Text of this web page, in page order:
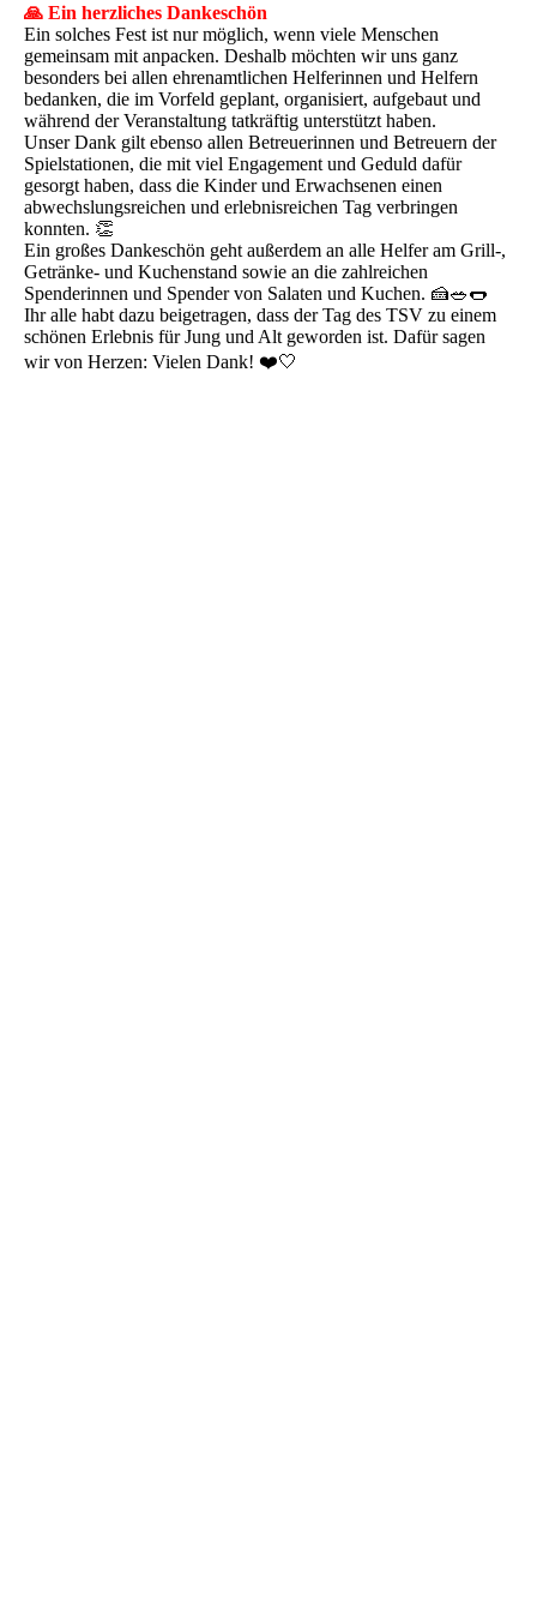
🙏 Ein herzliches Dankeschön
Ein solches Fest ist nur möglich, wenn viele Menschen
gemeinsam mit anpacken. Deshalb möchten wir uns ganz
besonders bei allen ehrenamtlichen Helferinnen und Helfern
bedanken, die im Vorfeld geplant, organisiert, aufgebaut und
während der Veranstaltung tatkräftig unterstützt haben.
Unser Dank gilt ebenso allen Betreuerinnen und Betreuern der
Spielstationen, die mit viel Engagement und Geduld dafür
gesorgt haben, dass die Kinder und Erwachsenen einen
abwechslungsreichen und erlebnisreichen Tag verbringen
konnten. 👏
Ein großes Dankeschön geht außerdem an alle Helfer am Grill-,
Getränke- und Kuchenstand sowie an die zahlreichen
Spenderinnen und Spender von Salaten und Kuchen. 🍰🥗🌭
Ihr alle habt dazu beigetragen, dass der Tag des TSV zu einem
schönen Erlebnis für Jung und Alt geworden ist. Dafür sagen
wir von Herzen: Vielen Dank! ❤️🤍